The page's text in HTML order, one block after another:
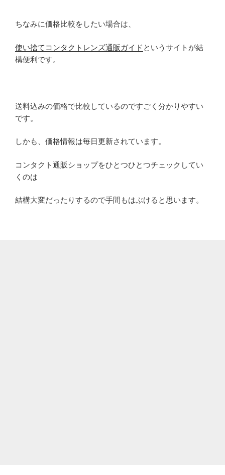
ちなみに価格比較をしたい場合は、
使い捨てコンタクトレンズ通販ガイド というサイトが結
構便利です。
送料込みの価格で比較しているのですごく分かりやすい
です。
しかも、価格情報は毎日更新されています。
コンタクト通販ショップをひとつひとつチェックしてい
くのは
結構大変だったりするので手間もはぶけると思います。